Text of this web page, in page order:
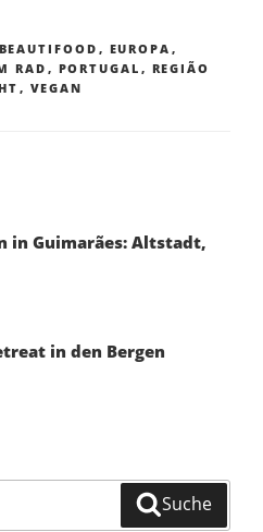
BEAUTIFOOD , EUROPA ,
RAD , PORTUGAL , REGIÃO
, VEGAN
in Guimarães: Altstadt,
in den Bergen
Suche